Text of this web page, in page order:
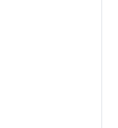
proposés:
et